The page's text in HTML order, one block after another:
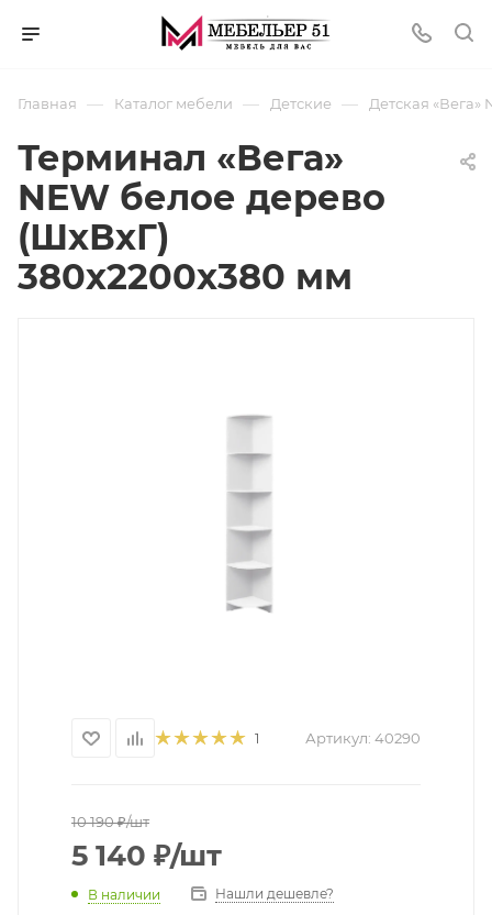
Главная — Каталог мебели — Детские — Детская «Вега»
Терминал «Вега»
NEW белое дерево
(ШхВхГ)
380х2200х380 мм
1 Артикул: 40290
10 190₽/шт
5 140 ₽/шт
В наличии Нашли дешевле?